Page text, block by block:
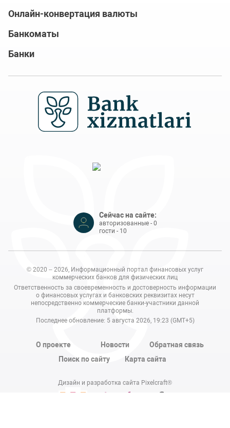
Онлайн-конвертация валюты
Банкоматы
Банки
Сейчас на сайте:
авторизованные - 0
гости - 10
© 2020 – 2026, Информационный портал финансовых услуг
коммерческих банков для физических лиц
Ответственность за своевременность и достоверность информации
о финансовых услугах и банковских реквизитах несут
непосредственно коммерческие банки-участники данной
платформы.
Последнее обновление: 5 августа 2026, 19:23 (GMT+5)
О проекте Новости
Обратная связь
Поиск по сайту
Карта сайта
Дизайн и разработка сайта Pixelcraft®